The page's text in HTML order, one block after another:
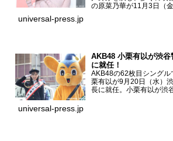
の原菜乃華が11月3日（
集『はなのいろ』発売記
HMV&BOOKS
universal-press.jp
AKB48 小栗有以が渋
に就任！
AKB48の62枚目シング
栗有以が9月20日（水）
長に就任。小栗有以が渋
での10日間実施される
universal-press.jp